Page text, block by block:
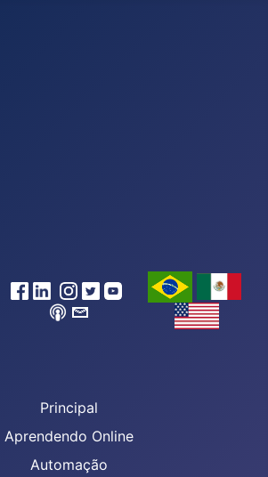
Principal
Aprendendo Online
Automação